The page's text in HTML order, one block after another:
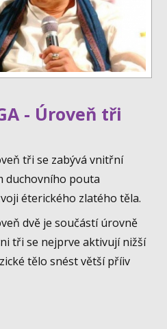
- Úroveň tři
tři se zabývá vnitřní
duchovního pouta
éterického zlatého těla.
dvě je součástí úrovně
tři se nejprve aktivují nižší
tělo snést větší příiv